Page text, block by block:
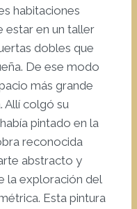
habitaciones
estar en un taller
dobles que
De ese modo
más grande
Allí colgó su
pintado en la
reconocida
abstracto y
la exploración del
Esta pintura